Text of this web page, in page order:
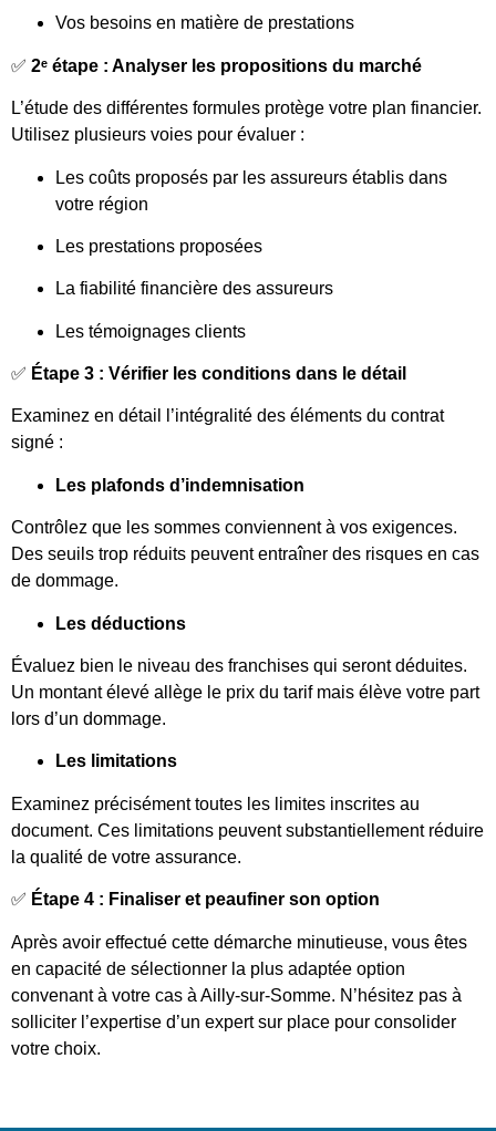
Vos besoins en matière de prestations
✅ 2ᵉ étape : Analyser les propositions du marché
L’étude des différentes formules protège votre plan financier.
Utilisez plusieurs voies pour évaluer :
Les coûts proposés par les assureurs établis dans
votre région
Les prestations proposées
La fiabilité financière des assureurs
Les témoignages clients
✅ Étape 3 : Vérifier les conditions dans le détail
Examinez en détail l’intégralité des éléments du contrat
signé :
Les plafonds d’indemnisation
Contrôlez que les sommes conviennent à vos exigences.
Des seuils trop réduits peuvent entraîner des risques en cas
de dommage.
Les déductions
Évaluez bien le niveau des franchises qui seront déduites.
Un montant élevé allège le prix du tarif mais élève votre part
lors d’un dommage.
Les limitations
Examinez précisément toutes les limites inscrites au
document. Ces limitations peuvent substantiellement réduire
la qualité de votre assurance.
✅ Étape 4 : Finaliser et peaufiner son option
Après avoir effectué cette démarche minutieuse, vous êtes
en capacité de sélectionner la plus adaptée option
convenant à votre cas à Ailly-sur-Somme. N’hésitez pas à
solliciter l’expertise d’un expert sur place pour consolider
votre choix.